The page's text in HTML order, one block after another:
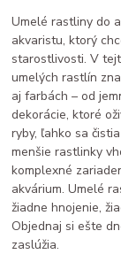
Umelé rastliny do
akvaristu, ktorý
starostlivosti. V
umelých rastlín
aj farbách – od
dekorácie, ktoré
ryby, ľahko sa
menšie rastlinky
komplexné
akvárium. Umelé
žiadne hnojenie,
Objednaj si ešte
zaslúžia.